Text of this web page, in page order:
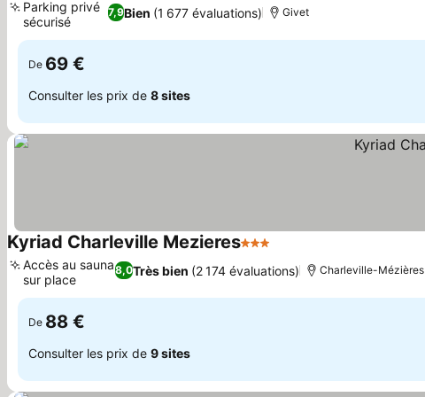
7,9Bien (1 677 évaluations)
Parking privé
sécurisé
Givet
De 69 €
Consulter les prix de 8 sites
Kyriad Charleville Mezieres3 Étoiles
8,0Très bien (2 174 évaluations)
Accès au sauna
sur place
Charleville-Mézières
De 88 €
Consulter les prix de 9 sites